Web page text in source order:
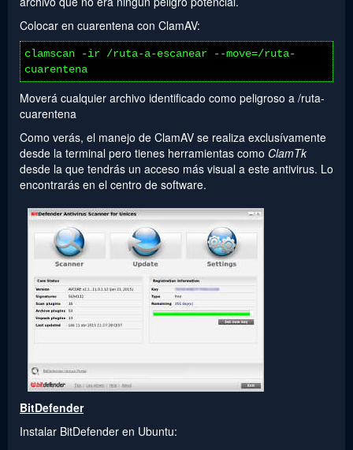
Colocar en cuarentena con ClamAV:
clamscan -ir /ruta-a-escanear --move=/ruta-
cuarentena
Moverá cualquier archivo identificado como peligroso a /ruta-
cuarentena
Como verás, el manejo de ClamAV se realiza exclusívamente
desde la terminal pero tienes herramientas como ClamTk
desde la que tendrás un acceso más visual a este antivirus. Lo
encontrarás en el centro de software.
BitDefender
Instalar BitDefender en Ubuntu: